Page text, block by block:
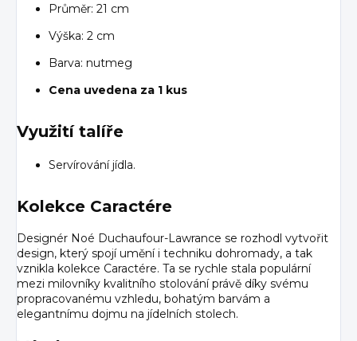
Průměr: 21 cm
Výška: 2 cm
Barva: nutmeg
Cena uvedena za 1 kus
Využití talíře
Servírování jídla.
Kolekce Caractére
Designér Noé Duchaufour-Lawrance se rozhodl vytvořit
design, který spojí umění i techniku dohromady, a tak
vznikla kolekce Caractére. Ta se rychle stala populární
mezi milovníky kvalitního stolování právě díky svému
propracovanému vzhledu, bohatým barvám a
elegantnímu dojmu na jídelních stolech.